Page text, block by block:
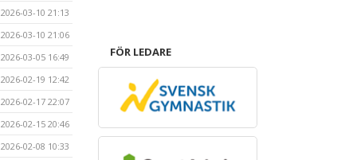
2026-03-10 21:13
2026-03-10 21:06
2026-03-05 16:49
2026-02-19 12:42
2026-02-17 22:07
2026-02-15 20:46
2026-02-08 10:33
FÖR LEDARE